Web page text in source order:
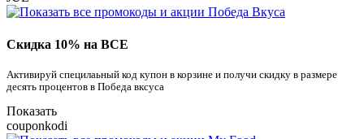
Скидка 10% на ВСЕ
Активируй специлаьный код купон в корзине и получи скидку в размере
десять процентов в Победа вксуса
Показать
couponkodi